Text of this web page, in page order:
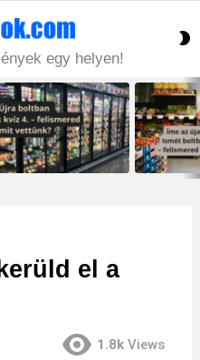
egy helyen!
el a
1.8k Views